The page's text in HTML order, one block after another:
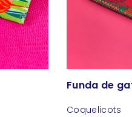
Funda de
Coquelicots